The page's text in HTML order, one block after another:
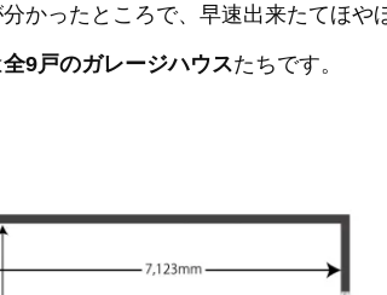
かったところで、早速出来たてほや
全9戸のガレージハウスたちです。